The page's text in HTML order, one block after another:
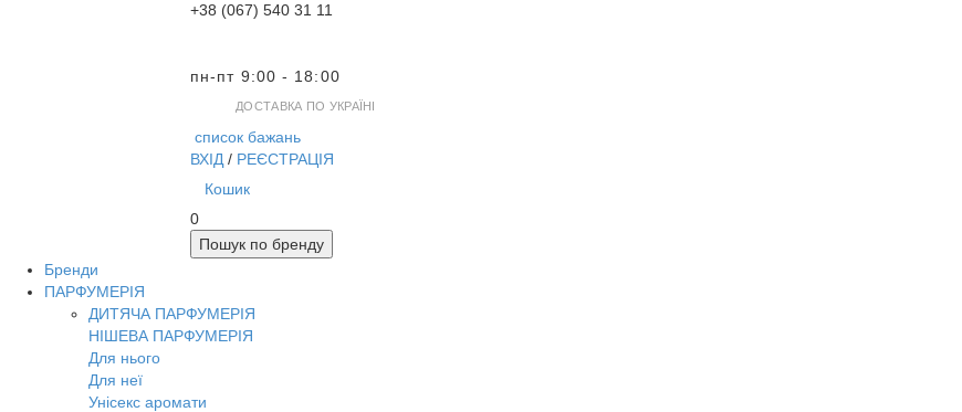
+38 (067) 540 31 11
пн-пт 9:00 - 18:00
ДОСТАВКА ПО УКРАЇНІ
список бажань
ВХІД / РЕЄСТРАЦІЯ
Кошик
0
Пошук по бренду
Бренди
ПАРФУМЕРІЯ
ДИТЯЧА ПАРФУМЕРІЯ
НІШЕВА ПАРФУМЕРІЯ
Для нього
Для неї
Унісекс аромати